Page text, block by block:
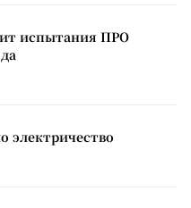
испытания ПРО
электричество